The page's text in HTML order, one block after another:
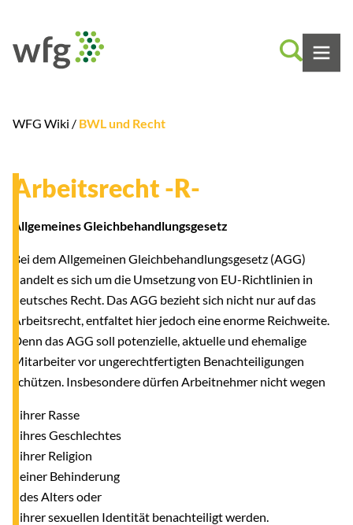
WFG Wiki / BWL und Recht
Arbeitsrecht -R-
Allgemeines Gleichbehandlungsgesetz
Bei dem Allgemeinen Gleichbehandlungsgesetz (AGG)
handelt es sich um die Umsetzung von EU-Richtlinien in
deutsches Recht. Das AGG bezieht sich nicht nur auf das
Arbeitsrecht, entfaltet hier jedoch eine enorme Reichweite.
Denn das AGG soll potenzielle, aktuelle und ehemalige
Mitarbeiter vor ungerechtfertigten Benachteiligungen
schützen. Insbesondere dürfen Arbeitnehmer nicht wegen
- ihrer Rasse
- ihres Geschlechtes
- ihrer Religion
- einer Behinderung
- des Alters oder
- ihrer sexuellen Identität benachteiligt werden.